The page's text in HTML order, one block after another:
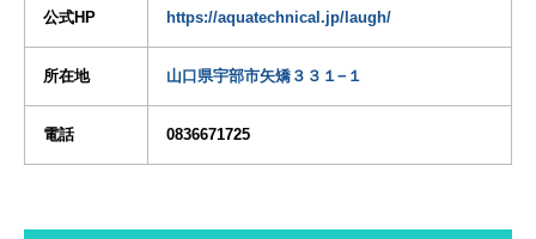
公式HP https://aquatechnical.jp/laugh/
所在地 山口県宇部市矢矯３３１−１
電話 0836671725